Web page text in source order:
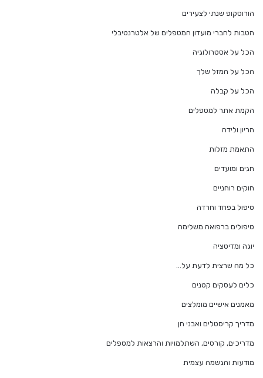
הורוסקופ שנתי לצעירים
הטבות לחברי מועדון המטפלים של אלטרנטיבלי
הכל על אסטרולוגיה
הכל על המזל שלך
הכל על קבלה
הקמת אתר למטפלים
הריון ולידה
התאמת מזלות
חגים ומועדים
חוקים רוחניים
טיפול בפחד וחרדה
טיפולים ברפואה משלימה
יוגה ומדיטציה
כל מה שרצית לדעת על…
כלים לעסקים קטנים
מאמנים אישיים מומלצים
מדריך קריסטלים ואבני חן
מדריכים, קורסים, השתלמויות והרצאות למטפלים
מודעות והגשמה עצמית